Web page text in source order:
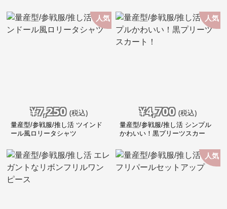
人気
¥7,250 (税込)
量産型/参戦服/推し活 ツインド
ール風ロリータシャツ
人気
¥4,700 (税込)
量産型/参戦服/推し活 シンプル
かわいい！黒プリーツスカー
人気